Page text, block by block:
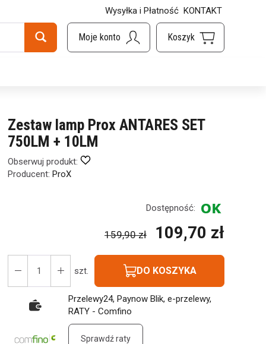
Wysyłka i Płatność KONTAKT
Zestaw lamp Prox ANTARES SET
750LM + 10LM
Obserwuj produkt:
Producent: ProX
Dostępność:
159,90 zł 109,70 zł
szt. DO KOSZYKA
Przelewy24, Paynow Blik, e-przelewy,
RATY - Comfino
Sprawdź raty